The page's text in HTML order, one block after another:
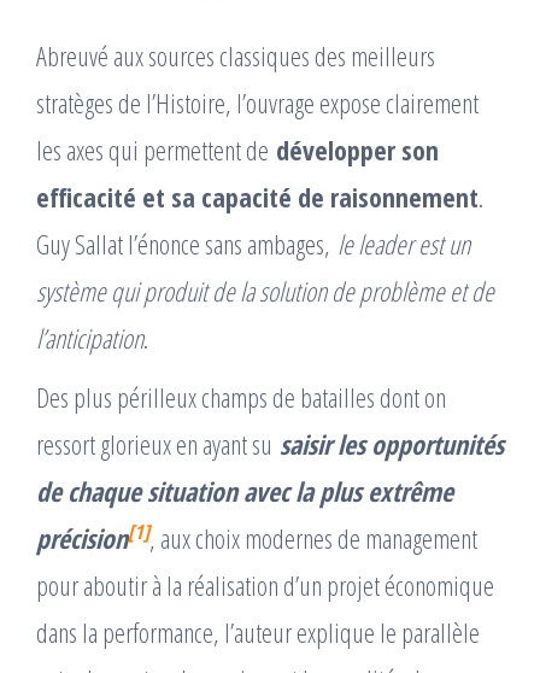
Abreuvé aux sources classiques des meilleurs
stratèges de l’Histoire, l’ouvrage expose clairement
les axes qui permettent de développer son
efficacité et sa capacité de raisonnement.
Guy Sallat l’énonce sans ambages, le leader est un
système qui produit de la solution de problème et de
l’anticipation.
Des plus périlleux champs de batailles dont on
ressort glorieux en ayant su saisir les opportunités
de chaque situation avec la plus extrême
précision[1], aux choix modernes de management
pour aboutir à la réalisation d’un projet économique
dans la performance, l’auteur explique le parallèle